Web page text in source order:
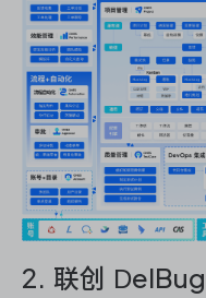
2. 联创 DelBug